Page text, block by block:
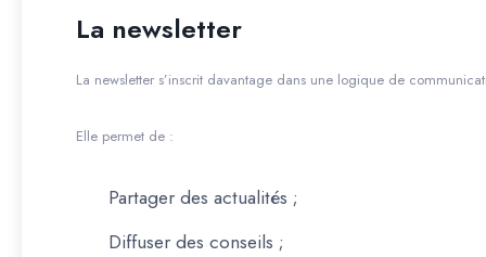
La newsletter
La newsletter s’inscrit davantage dans une logique de
Elle permet de :
Partager des actualités ;
Diffuser des conseils ;